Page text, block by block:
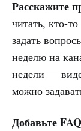
Расскажите
читать, кто-
задать
неделю на
недели —
можно
Добавьте